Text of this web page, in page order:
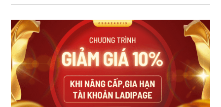
Sidebar
chính